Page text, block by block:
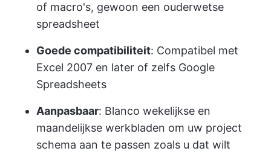
of macro's, gewoon een ouderwetse
spreadsheet
Goede compatibiliteit: Compatibel met
Excel 2007 en later of zelfs Google
Spreadsheets
Aanpasbaar: Blanco wekelijkse en
maandelijkse werkbladen om uw project
schema aan te passen zoals u dat wilt